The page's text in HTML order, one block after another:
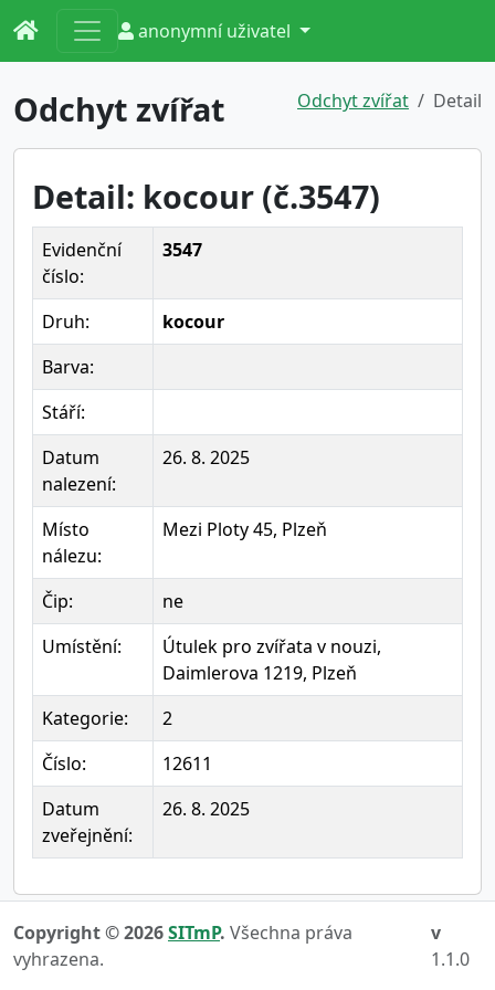
anonymní uživatel
Odchyt zvířat Odchyt zvířat Detail
Detail: kocour (č.3547)
Evidenční
číslo:
3547
Druh:
kocour
Barva:
Stáří:
Datum
nalezení:
26. 8. 2025
Místo
nálezu:
Mezi Ploty 45, Plzeň
Čip:
ne
Umístění:
Útulek pro zvířata v nouzi,
Daimlerova 1219, Plzeň
Kategorie:
2
Číslo:
12611
Datum
zveřejnění:
26. 8. 2025
Copyright © 2026SITmP. Všechna práva
vyhrazena.
v
1.1.0